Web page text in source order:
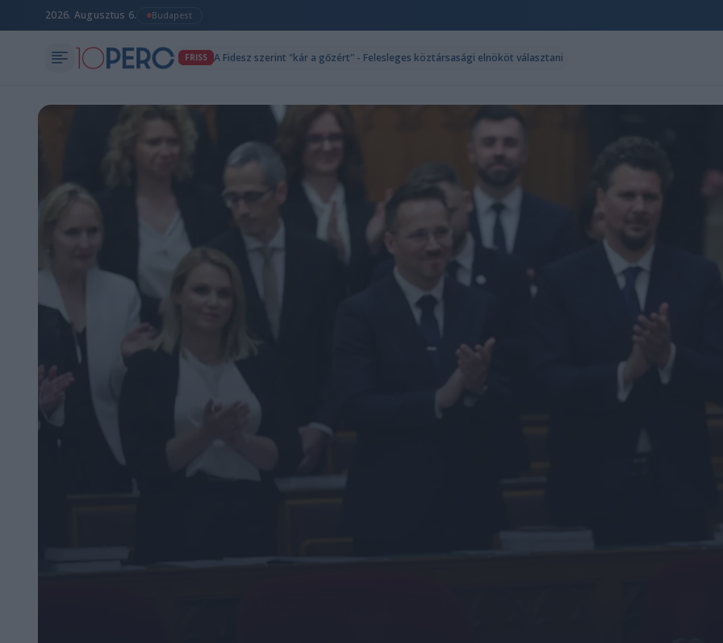
2026. Augusztus 6. Budapest
FRISS A Fidesz szerint "kár a gőzért" - Felesleges köztársasági elnököt választani